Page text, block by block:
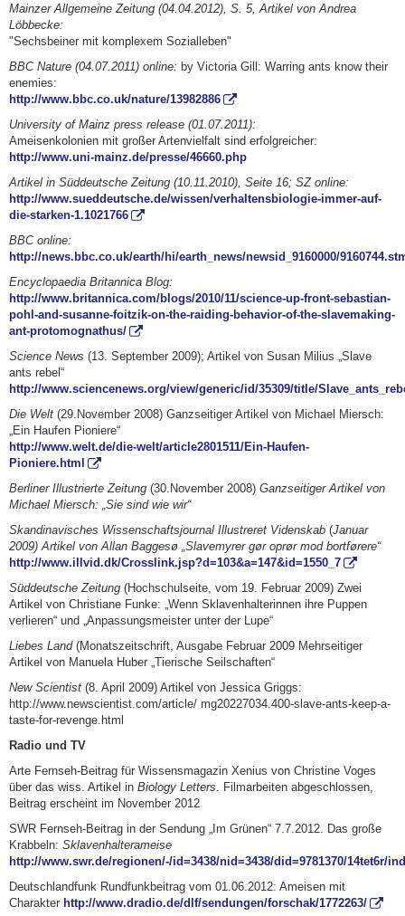
Mainzer Allgemeine Zeitung (04.04.2012), S. 5, Artikel von Andrea
Löbbecke:
"Sechsbeiner mit komplexem Sozialleben"
BBC Nature (04.07.2011) online: by Victoria Gill: Warring ants know their
enemies:
http://www.bbc.co.uk/nature/13982886
University of Mainz press release (01.07.2011):
Ameisenkolonien mit großer Artenvielfalt sind erfolgreicher:
http://www.uni-mainz.de/presse/46660.php
Artikel in Süddeutsche Zeitung (10.11.2010), Seite 16; SZ online:
http://www.sueddeutsche.de/wissen/verhaltensbiologie-immer-auf-
die-starken-1.1021766
BBC online:
http://news.bbc.co.uk/earth/hi/earth_news/newsid_9160000/
Encyclopaedia Britannica Blog:
http://www.britannica.com/blogs/2010/11/science-up-front-sebastian-
pohl-and-susanne-foitzik-on-the-raiding-behavior-of-the-slavemaking-
ant-protomognathus/
Science News (13. September 2009); Artikel von Susan Milius „Slave
ants rebel“
http://www.sciencenews.org/view/generic/id/35309/title/
Die Welt (29.November 2008) Ganzseitiger Artikel von Michael Miersch:
„Ein Haufen Pioniere“
http://www.welt.de/die-welt/article2801511/Ein-Haufen-
Pioniere.html
Berliner Illustrierte Zeitung (30.November 2008) Ganzseitiger Artikel von
Michael Miersch: „Sie sind wie wir“
Skandinavisches Wissenschaftsjournal Illustreret Videnskab (Januar
2009) Artikel von Allan Baggesø „Slavemyrer gør oprør mod bortførere“
http://www.illvid.dk/Crosslink.jsp?d=103&a=147&id=1550_7
Süddeutsche Zeitung (Hochschulseite, vom 19. Februar 2009) Zwei
Artikel von Christiane Funke: „Wenn Sklavenhalterinnen ihre Puppen
verlieren“ und „Anpassungsmeister unter der Lupe“
Liebes Land(Monatszeitschrift, Ausgabe Februar 2009 Mehrseitiger
Artikel von Manuela Huber „Tierische Seilschaften“
New Scientist (8. April 2009) Artikel von Jessica Griggs:
http://www.newscientist.com/article/ mg20227034.400-slave-ants-keep-a-
taste-for-revenge.html
Radio und TV
Arte Fernseh-Beitrag für Wissensmagazin Xenius von Christine Voges
über das wiss. Artikel in Biology Letters . Filmarbeiten abgeschlossen,
Beitrag erscheint im November 2012
SWR Fernseh-Beitrag in der Sendung „Im Grünen“ 7.7.2012. Das große
Krabbeln: Sklavenhalterameise
http://www.swr.de/regionen/-/id=3438/nid=3438/did=9781370/14tet6r/
Deutschlandfunk Rundfunkbeitrag vom 01.06.2012: Ameisen mit
Charakter http://www.dradio.de/dlf/sendungen/forschak/1772263/